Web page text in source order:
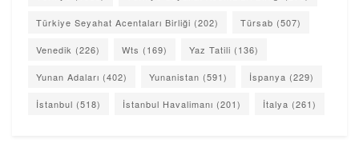
Türkiye Seyahat Acentaları Birliği (202) Türsab (507)
Venedik (226) Wts (169) Yaz Tatili (136)
Yunan Adaları (402) Yunanistan (591) İspanya (229)
İstanbul (518) İstanbul Havalimanı (201) İtalya (261)